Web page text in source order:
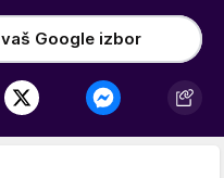
vaš Google izbor